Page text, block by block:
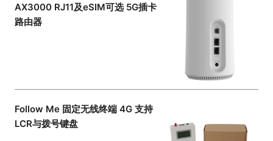
AX3000 RJ11及eSIM可选 5G插卡
路由器
Follow Me 固定无线终端 4G 支持
LCR与拨号键盘